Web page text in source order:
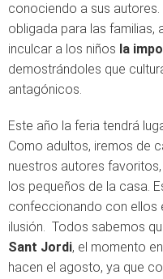
conociendo a sus
obligada para las familias,
inculcar a los niños la
demostrándoles que
antagónicos.
Este año la feria tendrá
Como adultos, iremos de
nuestros autores
los pequeños de la casa.
confeccionando con ellos
ilusión. Todos sabemos
Sant Jordi, el momento
hacen el agosto, ya que